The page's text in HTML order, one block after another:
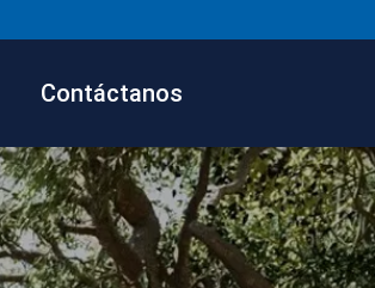
Contáctanos